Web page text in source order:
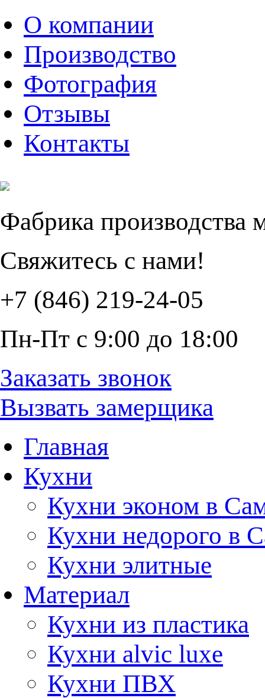
О компании
Производство
Фотография
Отзывы
Контакты
Фабрика производства
Свяжитесь с нами!
+7 (846) 219-24-05
Пн-Пт с 9:00 до 18:00
Заказать звонок
Вызвать замерщика
Главная
Кухни
Кухни эконом в
Кухни недорого в
Кухни элитные
Материал
Кухни из пластика
Кухни alvic luxe
Кухни ПВХ